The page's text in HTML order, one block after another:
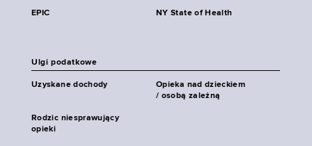
EPIC NY State of Health
Ulgi podatkowe
Uzyskane dochody
Opieka nad dzieckiem
/ osobą zależną
Rodzic niesprawujący
opieki